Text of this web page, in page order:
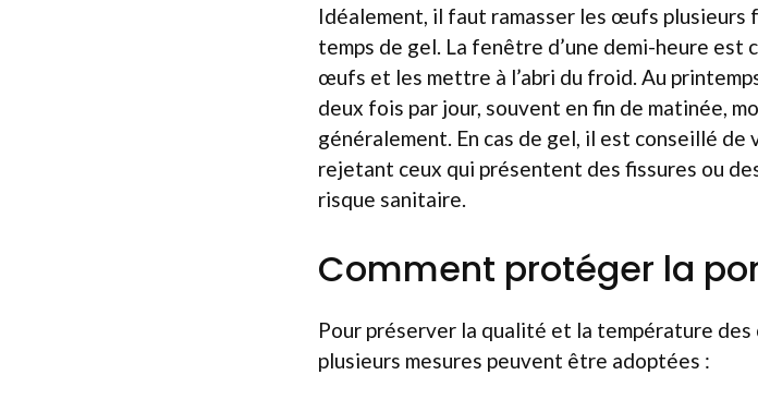
Idéalement, il faut ramasser les œufs plusieurs
temps de gel. La fenêtre d’une demi-heure
œufs et les mettre à l’abri du froid. Au
deux fois par jour, souvent en fin de matinée,
généralement. En cas de gel, il est conseillé
rejetant ceux qui présentent des fissures ou
risque sanitaire.
Comment protéger la
Pour préserver la qualité et la température
plusieurs mesures peuvent être adoptées :